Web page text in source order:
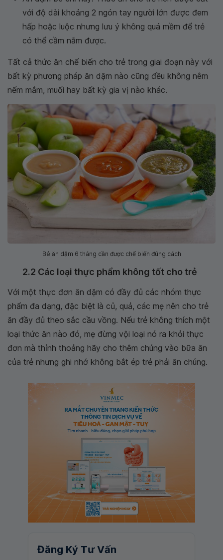
với độ dài khoảng 2 ngón tay người lớn được đem
hấp hoặc luộc nhưng lưu ý không quá mềm để trẻ
có thể cầm nắm được.
Tất cả thức ăn chế biến cho trẻ trong giai đoạn này với
bất kỳ phương pháp ăn dặm nào cũng đều không nêm
nếm mắm, muối hay bất kỳ gia vị nào khác.
Bé ăn dặm 6 tháng cần được chế biến đúng cách
2.2 Các loại thực phẩm không tốt cho trẻ
Với một thực đơn ăn dặm có đầy đủ các nhóm thực
phẩm đa dạng, đặc biệt là củ, quả, các mẹ nên cho trẻ
ăn đầy đủ theo sắc cầu vồng. Nếu trẻ không thích một
loại thức ăn nào đó, mẹ đừng vội loại nó ra khỏi thực
đơn mà thỉnh thoảng hãy cho thêm chúng vào bữa ăn
của trẻ nhưng ghi nhớ không bắt ép trẻ phải ăn chúng.
Đăng Ký Tư Vấn